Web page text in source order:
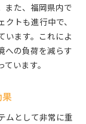
また、福岡県内で
トも進行中で、
います。これによ
への負荷を減らす
います。
ムとして非常に重